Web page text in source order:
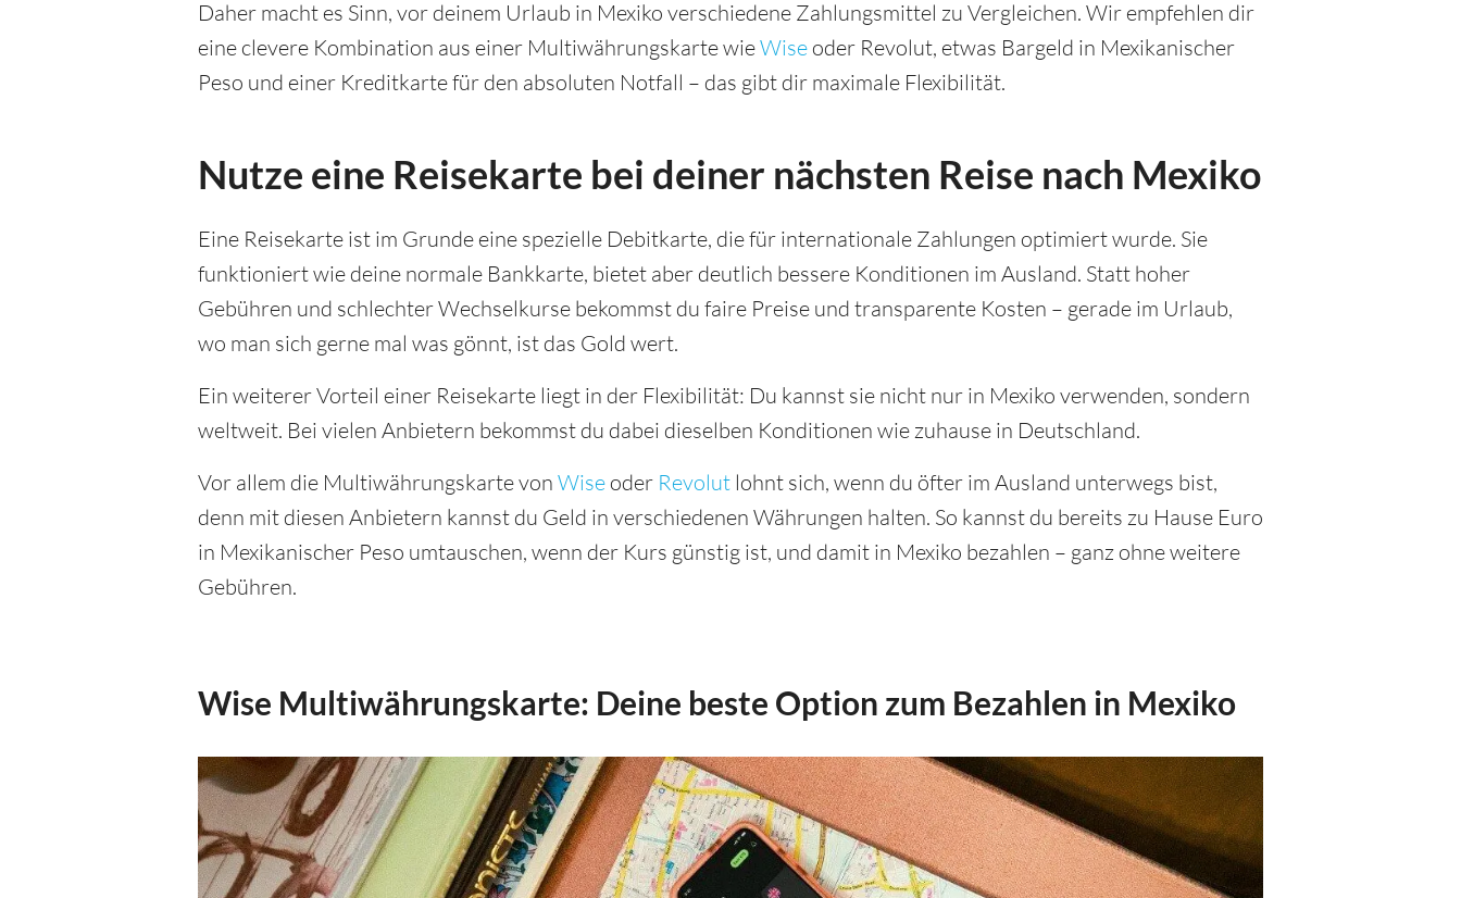
Daher macht es Sinn, vor deinem Urlaub in Mexiko verschiedene Zahlungsmittel zu Vergleichen. Wir empfehlen dir
eine clevere Kombination aus einer Multiwährungskarte wieWise oder Revolut, etwas Bargeld in Mexikanischer
Peso und einer Kreditkarte für den absoluten Notfall – das gibt dir maximale Flexibilität.
Nutze eine Reisekarte bei deiner nächsten Reise nach Mexiko
Eine Reisekarte ist im Grunde eine spezielle Debitkarte, die für internationale Zahlungen optimiert wurde. Sie
funktioniert wie deine normale Bankkarte, bietet aber deutlich bessere Konditionen im Ausland. Statt hoher
Gebühren und schlechter Wechselkurse bekommst du faire Preise und transparente Kosten – gerade im Urlaub,
wo man sich gerne mal was gönnt, ist das Gold wert.
Ein weiterer Vorteil einer Reisekarte liegt in der Flexibilität: Du kannst sie nicht nur in Mexiko verwenden, sondern
weltweit. Bei vielen Anbietern bekommst du dabei dieselben Konditionen wie zuhause in Deutschland.
Vor allem die Multiwährungskarte von Wise oder Revolut lohnt sich, wenn du öfter im Ausland unterwegs bist,
denn mit diesen Anbietern kannst du Geld in verschiedenen Währungen halten. So kannst du bereits zu Hause Euro
in Mexikanischer Peso umtauschen, wenn der Kurs günstig ist, und damit in Mexiko bezahlen – ganz ohne weitere
Gebühren.
Wise Multiwährungskarte: Deine beste Option zum Bezahlen in Mexiko